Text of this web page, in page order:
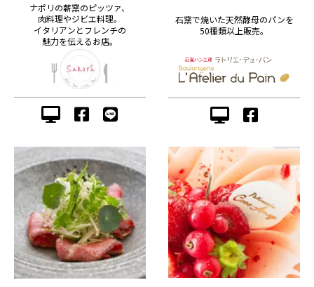
ナポリの薪窯のピッツァ、
肉料理やジビエ料理。
イタリアンとフレンチの
魅力を伝えるお店。
石窯で焼いた天然酵母のパンを
50種類以上販売。